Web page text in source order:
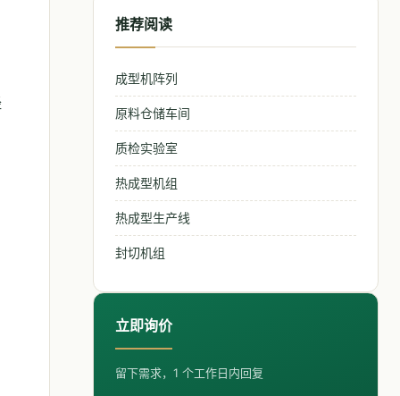
推荐阅读
成型机阵列
原料仓储车间
质检实验室
热成型机组
热成型生产线
封切机组
立即询价
留下需求，1 个工作日内回复